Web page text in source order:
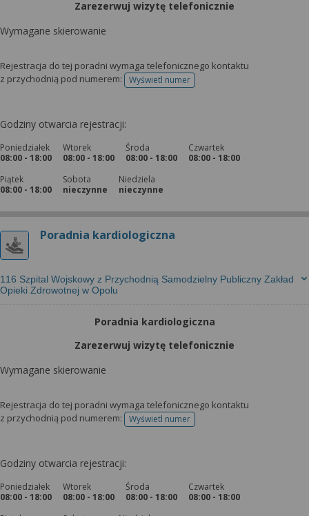
Zarezerwuj wizytę telefonicznie
Wymagane skierowanie
Rejestracja do tej poradni wymaga telefonicznego kontaktu
z przychodnią pod numerem:
Wyświetl numertelefonu do rejestracji
Godziny otwarcia rejestracji:
Poniedziałek
08:00 - 18:00
Wtorek
08:00 - 18:00
Środa
08:00 - 18:00
Czwartek
08:00 - 18:00
Piątek
08:00 - 18:00
Sobota
nieczynne
Niedziela
nieczynne
Poradnia kardiologiczna
116 Szpital Wojskowy z Przychodnią Samodzielny Publiczny Zakład
Opieki Zdrowotnej w Opolu
Poradnia kardiologiczna
Zarezerwuj wizytę telefonicznie
Wymagane skierowanie
Rejestracja do tej poradni wymaga telefonicznego kontaktu
z przychodnią pod numerem:
Wyświetl numertelefonu do rejestracji
Godziny otwarcia rejestracji:
Poniedziałek
08:00 - 18:00
Wtorek
08:00 - 18:00
Środa
08:00 - 18:00
Czwartek
08:00 - 18:00